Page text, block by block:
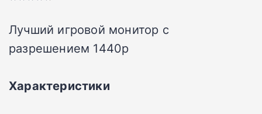
Лучший игровой монитор с
разрешением 1440p
Характеристики